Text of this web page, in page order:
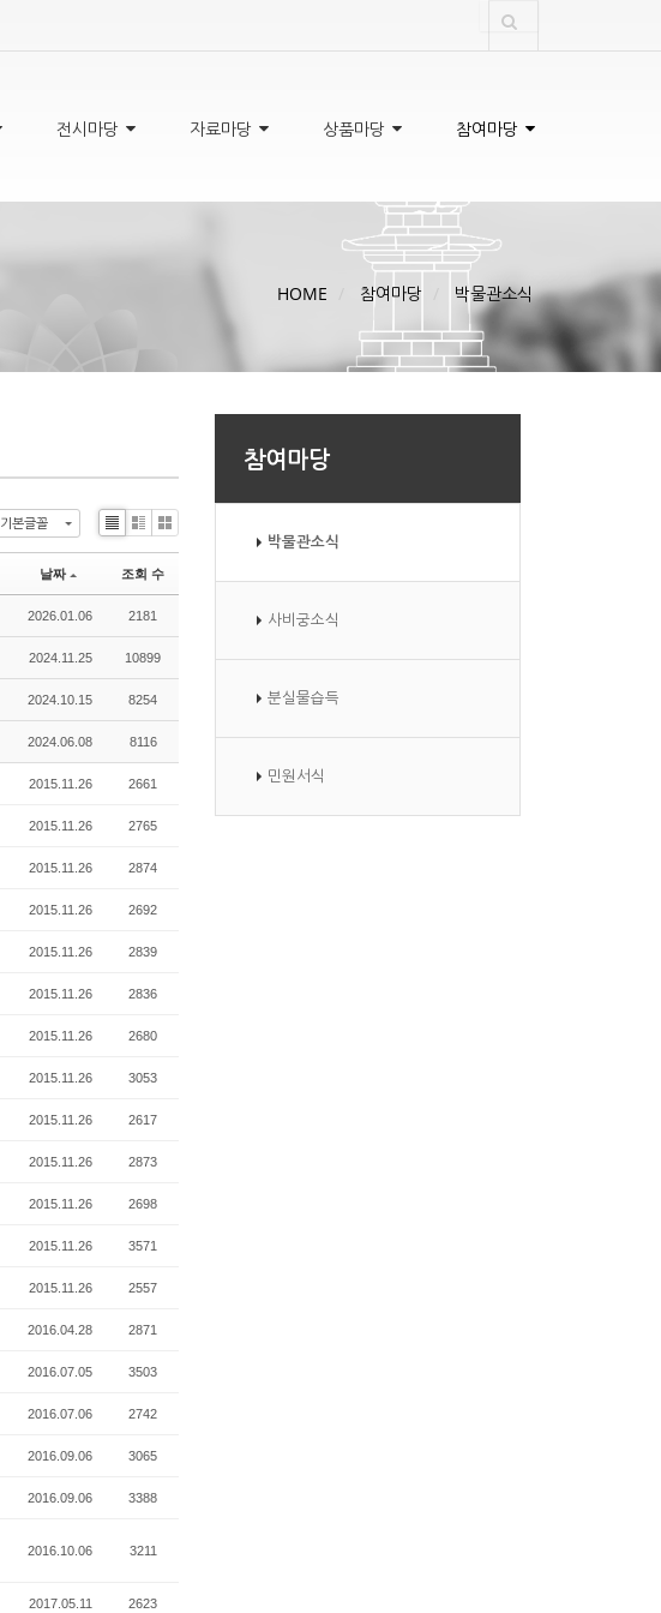
전시마당 자료마당 상품마당 참여마당
HOME 참여마당 박물관소식
기본글꼴
Li
Zi
n
e
G
al
le
y
날짜 조회 수
2026.01.06 2181
2024.11.25 10899
2024.10.15 8254
2024.06.08 8116
2015.11.26 2661
2015.11.26 2765
2015.11.26 2874
2015.11.26 2692
2015.11.26 2839
2015.11.26 2836
2015.11.26 2680
2015.11.26 3053
2015.11.26 2617
2015.11.26 2873
2015.11.26 2698
2015.11.26 3571
2015.11.26 2557
2016.04.28 2871
2016.07.05 3503
2016.07.06 2742
2016.09.06 3065
2016.09.06 3388
2016.10.06 3211
2017.05.11 2623
참여마당
박물관소식
사비궁소식
분실물습득
민원서식